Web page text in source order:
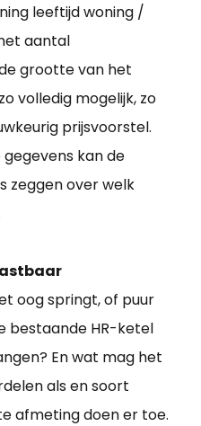
leeftijd woning /
aantal
grootte van het
volledig mogelijk, zo
prijsvoorstel.
kan de
zeggen over welk
oog springt, of puur
bestaande HR-ketel
En wat mag het
als en soort
afmeting doen er toe.